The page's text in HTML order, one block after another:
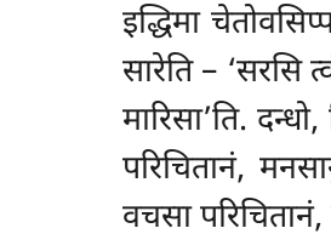
इद्धिमा
सारेति – ‘सरसि
मारिसा’ति.
परिचितानं,
वचसा परिचितानं,